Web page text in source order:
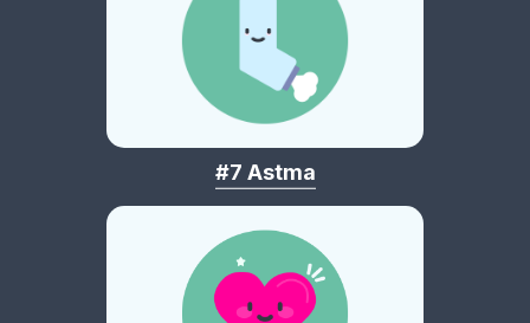
#7 Astma